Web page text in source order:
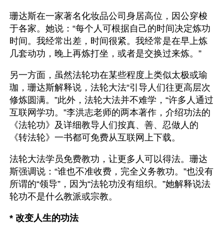
珊达斯在一家著名化妆品公司身居高位，因公穿梭
于各家。她说：“每个人可根据自己的时间决定炼功
时间。我经常出差，时间很紧。我经常是在早上炼
几套动功，晚上再炼打坐，或者是交换过来炼。”
另一方面，虽然法轮功在某些程度上类似太极或瑜
珈，珊达斯解释说，法轮大法“引导人们往更高层次
修炼圆满。”此外，法轮大法并不难学，“许多人通过
互联网学功。”李洪志老师的两本著作，介绍功法的
《法轮功》及详细教导人们按真、善、忍做人的
《转法轮》一书都可免费从互联网上下载。
法轮大法学员免费教功，让更多人可以得法。珊达
斯强调说：“谁也不准收费，完全义务教功。”也没有
所谓的“领导”，因为“法轮功没有组织。”她解释说法
轮功不是什么教派或宗教。
* 改变人生的功法